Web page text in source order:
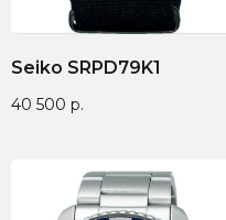
Seiko SRPD79K1
40 500 р.